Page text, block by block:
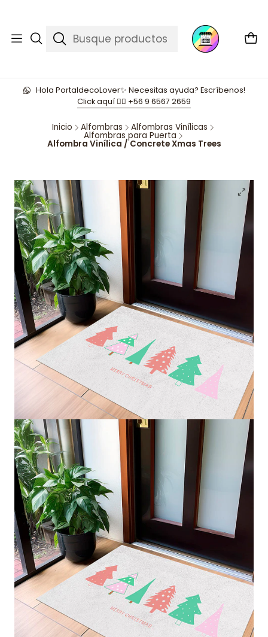
Hola PortaldecoLover✨ Necesitas ayuda? Escríbenos!
Click aquí 👉🏼 +56 9 6567 2659
Inicio Alfombras Alfombras Vinílicas
Alfombras para Puerta
Alfombra Vinílica / Concrete Xmas Trees